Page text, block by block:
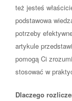
też jesteś
podstawowa
potrzeby
artykule
pomogą Ci
stosować w
Dlaczego